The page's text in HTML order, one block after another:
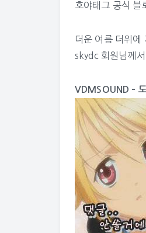
호야태그 공식 블
더운 여름 더위
skydc회원님께
VDMSOUND –